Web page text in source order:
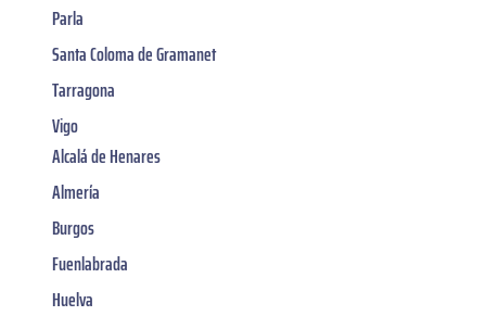
Parla
Santa Coloma de Gramanet
Tarragona
Vigo
Alcalá de Henares
Almería
Burgos
Fuenlabrada
Huelva